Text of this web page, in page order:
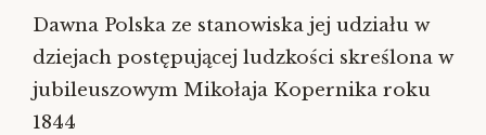
Dawna Polska ze stanowiska jej udziału w
dziejach postępującej ludzkości skreślona w
jubileuszowym Mikołaja Kopernika roku
1844